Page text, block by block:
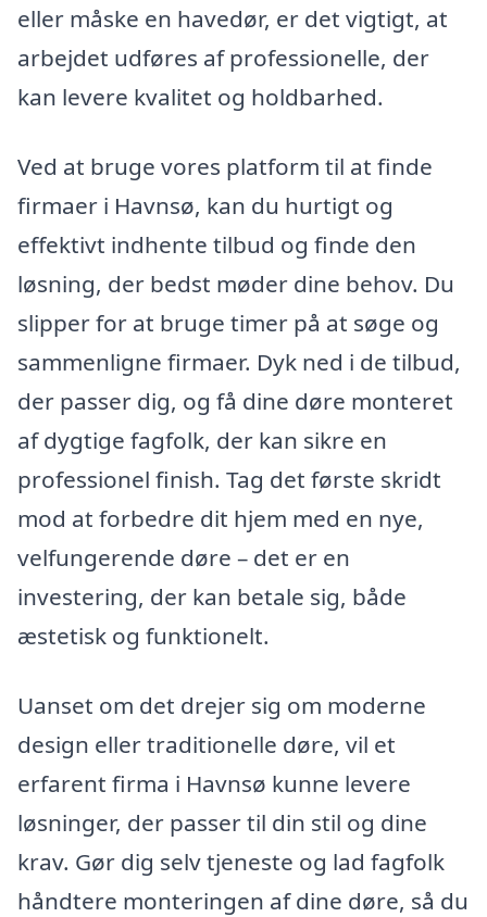
eller måske en havedør, er det vigtigt, at
arbejdet udføres af professionelle, der
kan levere kvalitet og holdbarhed.
Ved at bruge vores platform til at finde
firmaer i Havnsø, kan du hurtigt og
effektivt indhente tilbud og finde den
løsning, der bedst møder dine behov. Du
slipper for at bruge timer på at søge og
sammenligne firmaer. Dyk ned i de tilbud,
der passer dig, og få dine døre monteret
af dygtige fagfolk, der kan sikre en
professionel finish. Tag det første skridt
mod at forbedre dit hjem med en nye,
velfungerende døre – det er en
investering, der kan betale sig, både
æstetisk og funktionelt.
Uanset om det drejer sig om moderne
design eller traditionelle døre, vil et
erfarent firma i Havnsø kunne levere
løsninger, der passer til din stil og dine
krav. Gør dig selv tjeneste og lad fagfolk
håndtere monteringen af dine døre, så du